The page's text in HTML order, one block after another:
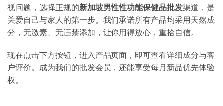
视问题，选择正规的新加坡男性性功能保健品批发渠道，是
关爱自己与家人的第一步。我们承诺所有产品均采用天然成
分，无激素、无违禁添加，让你用得放心，重拾自信。
现在点击下方按钮，进入产品页面，即可查看详细成分与客
户评价。成为我们的批发会员，还能享受每月新品优先体验
权。